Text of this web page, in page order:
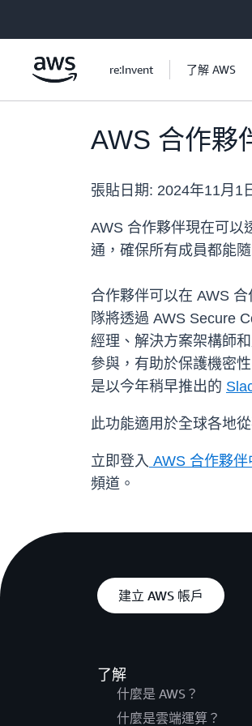
re:Invent 了解 AWS
AWS 合作夥
張貼日期: 2024年11月1
AWS 合作夥伴現在可以
通，確保所有成員都能
合作夥伴可以在 AWS
隊將透過 AWS Secure
經理、解決方案架構師
參與，有助於保護機密
是以今年稍早推出的
此功能適用於全球各地
立即登入 AWS 合作夥伴
頻道。
建立 AWS 帳戶
了解
什麼是 AWS？
什麼是雲端運算？